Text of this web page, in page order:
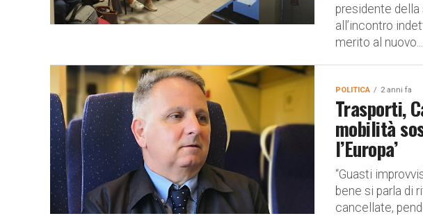
presidente
all’incontro
merito al nuovo...
POLITICA 2 anni fa
Trasporti,
mobilità
l’Europa’
“Guasti
bene si parla di
cancellate,